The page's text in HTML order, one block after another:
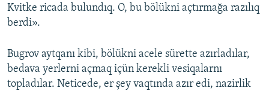
Kvitke ricada bulundıq. O, bu bölükni açtırmağa razılıq
berdi».
Bugrov aytqanı kibi, bölükni acele sürette azırladılar,
bedava yerlerni açmaq içün kerekli vesiqalarnı
topladılar. Neticede, er şey vaqtında azır edi, nazirlik